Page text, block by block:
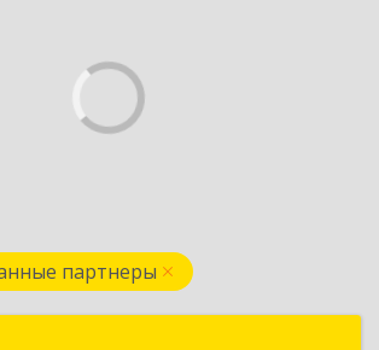
партнеры